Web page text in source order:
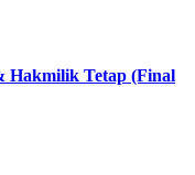
Hakmilik Tetap (Final